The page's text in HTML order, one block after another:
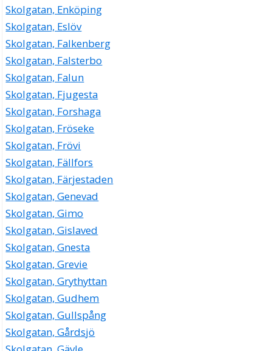
Skolgatan, Enköping
Skolgatan, Eslöv
Skolgatan, Falkenberg
Skolgatan, Falsterbo
Skolgatan, Falun
Skolgatan, Fjugesta
Skolgatan, Forshaga
Skolgatan, Fröseke
Skolgatan, Frövi
Skolgatan, Fällfors
Skolgatan, Färjestaden
Skolgatan, Genevad
Skolgatan, Gimo
Skolgatan, Gislaved
Skolgatan, Gnesta
Skolgatan, Grevie
Skolgatan, Grythyttan
Skolgatan, Gudhem
Skolgatan, Gullspång
Skolgatan, Gårdsjö